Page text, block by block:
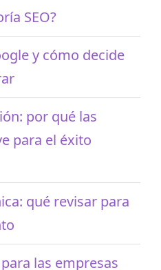
SEO?
y cómo decide
por qué las
para el éxito
qué revisar para
las empresas